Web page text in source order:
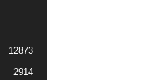
12873
2914